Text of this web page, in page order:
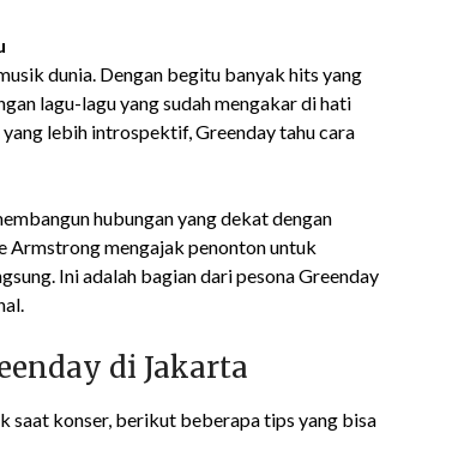
dunia. Dengan begitu banyak hits yang
lagu-lagu yang sudah mengakar di hati
lebih introspektif, Greenday tahu cara
hubungan yang dekat dengan
Armstrong mengajak penonton untuk
Ini adalah bagian dari pesona Greenday
di Jakarta
saat konser, berikut beberapa tips yang bisa